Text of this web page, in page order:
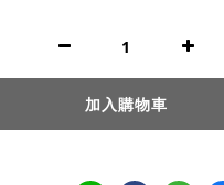
加入購物車